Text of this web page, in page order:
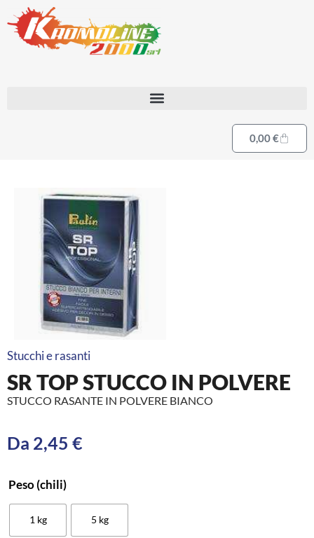
0,00€
Stucchi e rasanti
SR TOP STUCCO IN POLVERE
STUCCO RASANTE IN POLVERE BIANCO
Da 2,45 €
Peso (chili)
1 kg 5 kg